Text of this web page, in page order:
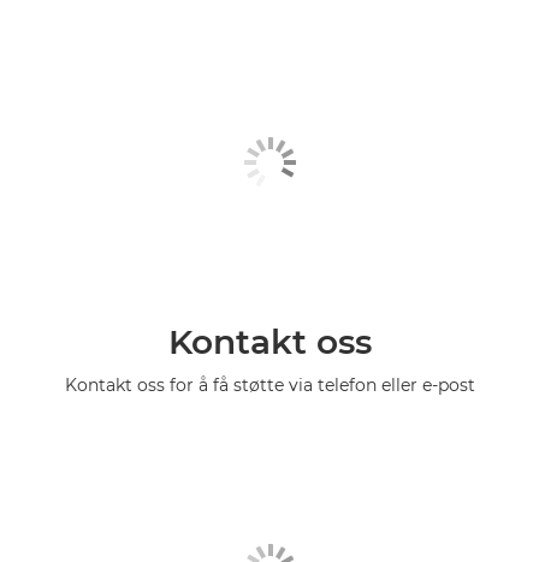
Kontakt oss
Kontakt oss for å få støtte via telefon eller e-post